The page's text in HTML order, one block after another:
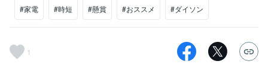
#家電 #時短 #懸賞 #おススメ #ダイソン
1